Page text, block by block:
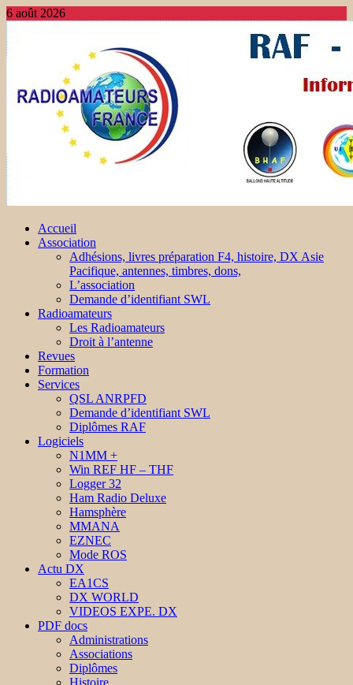
6 août 2026
Accueil
Association
Adhésions, livres préparation F4, histoire, DX Asie
Pacifique, antennes, timbres, dons,
L’association
Demande d’identifiant SWL
Radioamateurs
Les Radioamateurs
Droit à l’antenne
Revues
Formation
Services
QSL ANRPFD
Demande d’identifiant SWL
Diplômes RAF
Logiciels
N1MM +
Win REF HF – THF
Logger 32
Ham Radio Deluxe
Hamsphère
MMANA
EZNEC
Mode ROS
Actu DX
EA1CS
DX WORLD
VIDEOS EXPE. DX
PDF docs
Administrations
Associations
Diplômes
Histoire